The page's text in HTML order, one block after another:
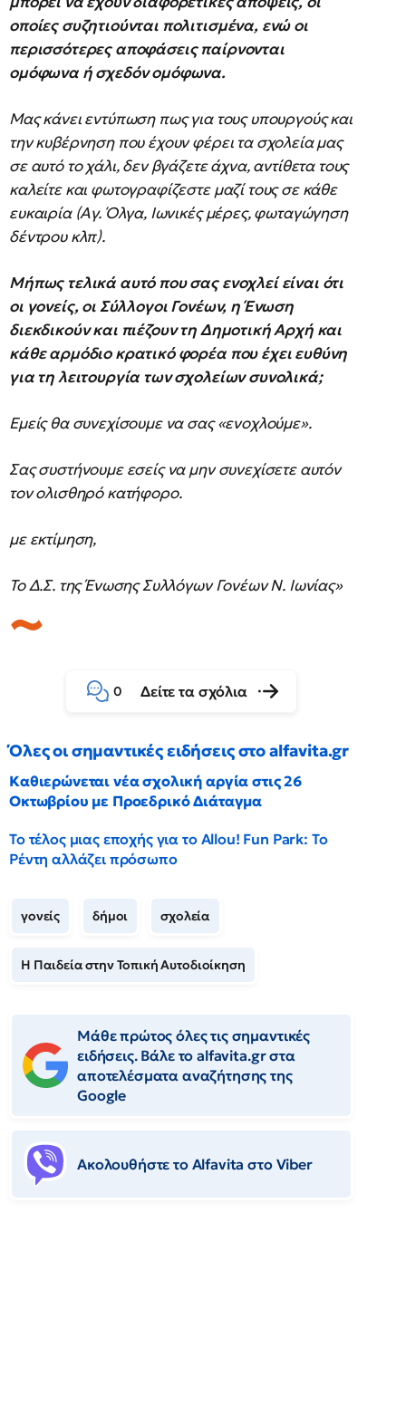
οποίες συζητιούνται πολιτισμένα, ενώ οι
περισσότερες αποφάσεις παίρνονται
ομόφωνα ή σχεδόν ομόφωνα.
Μας κάνει εντύπωση πως για τους υπουργούς και
την κυβέρνηση που έχουν φέρει τα σχολεία μας
σε αυτό το χάλι, δεν βγάζετε άχνα, αντίθετα τους
καλείτε και φωτογραφίζεστε μαζί τους σε κάθε
ευκαιρία (Αγ. Όλγα, Ιωνικές μέρες, φωταγώγηση
δέντρου κλπ).
Μήπως τελικά αυτό που σας ενοχλεί είναι ότι
οι γονείς, οι Σύλλογοι Γονέων, η Ένωση
διεκδικούν και πιέζουν τη Δημοτική Αρχή και
κάθε αρμόδιο κρατικό φορέα που έχει ευθύνη
για τη λειτουργία των σχολείων συνολικά;
Εμείς θα συνεχίσουμε να σας «ενοχλούμε».
Σας συστήνουμε εσείς να μην συνεχίσετε αυτόν
τον ολισθηρό κατήφορο.
με εκτίμηση,
Το Δ.Σ. της Ένωσης Συλλόγων Γονέων Ν. Ιωνίας»
0 Δείτε τα σχόλια
Όλες οι σημαντικές ειδήσεις στο alfavita.gr
Καθιερώνεται νέα σχολική αργία στις 26
Οκτωβρίου με Προεδρικό Διάταγμα
Το τέλος μιας εποχής για το Allou! Fun Park: Το
Ρέντη αλλάζει πρόσωπο
γονείς δήμοι σχολεία
Η Παιδεία στην Τοπική Αυτοδιοίκηση
Μάθε πρώτος όλες τις σημαντικές
ειδήσεις. Βάλε το alfavita.gr στα
αποτελέσματα αναζήτησης της
Google
Ακολουθήστε το Αlfavita στο Viber